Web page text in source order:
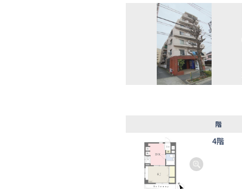
階
4階